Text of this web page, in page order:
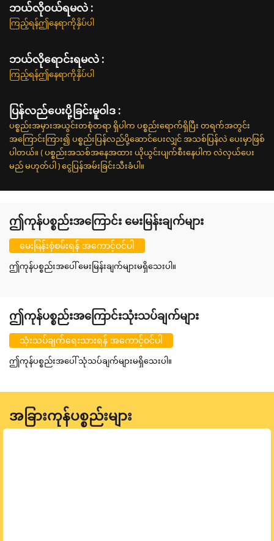
ဘယ်လို၀ယ်ရမလဲ :
ကြည့်ရန်ဤနေရာကိုနှိပ်ပါ
ဘယ်လိုရောင်းရမလဲ :
ကြည့်ရန်ဤနေရာကိုနှိပ်ပါ
ပြန်လည်ပေးပို့ခြင်းမူဝါဒ :
ပစ္စည်းအမှားအယွင်းတစုံတရာ ရှိပါက ပစ္စည်းရောက်ရှိပြီး တရက်အတွင်း
အကြောင်းကြား၍ ပစ္စည်းပြန်လည်ပို့ဆောင်ပေးလျှင် အသစ်ပြန်လဲ ပေးမှာဖြစ်
ပါတယ်။ ( ပစ္စည်းအသစ်အနေအထား ယိုယွင်းပျက်စီးနေပါက လဲလှယ်ပေး
မည် မဟုတ်ပါ ) ငွေပြန်အမ်းခြင်းသီးခံပါ။
ဤကုန်ပစ္စည်းအကြောင်း မေးမြန်းချက်များ
မေးမြန်းစုံစမ်းရန် အကောင့်ဝင်ပါ
ဤကုန်ပစ္စည်းအပေါ် မေးမြန်းချက်များမရှိသေးပါ။
ဤကုန်ပစ္စည်းအကြောင်းသုံးသပ်ချက်များ
သုံးသပ်ချက်ရေးသားရန် အကောင့်ဝင်ပါ
ဤကုန်ပစ္စည်းအပေါ် သုံသပ်ချက်များမရှိသေးပါ။
အခြားကုန်ပစ္စည်းများ